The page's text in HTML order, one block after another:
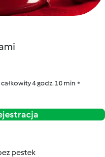
całkowity 4 godz. 10 min
pestek